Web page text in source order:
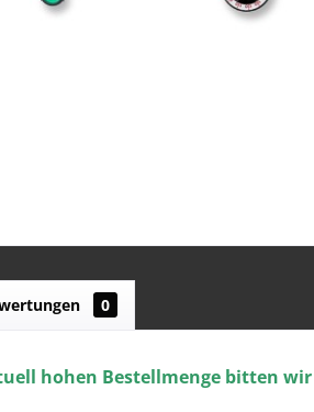
0
hohen Bestellmenge bitten